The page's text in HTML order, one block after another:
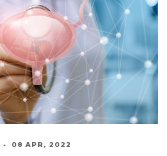
- 08 APR, 2022